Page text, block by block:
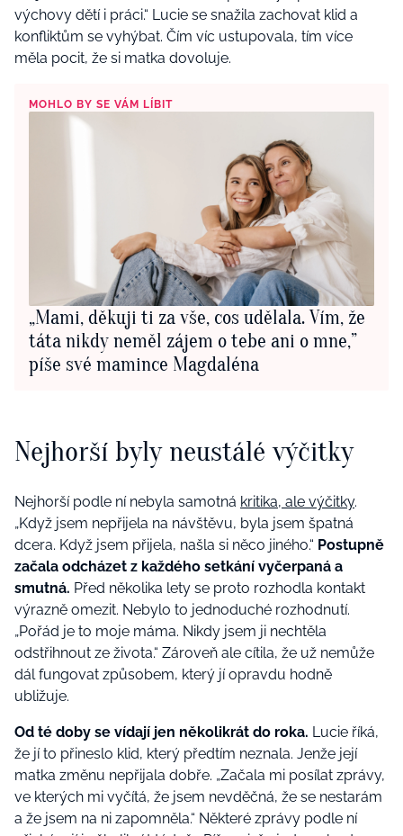
výchovy dětí i práci.“ Lucie se snažila zachovat klid a
konfliktům se vyhýbat. Čím víc ustupovala, tím více
měla pocit, že si matka dovoluje.
MOHLO BY SE VÁM LÍBIT
„Mami, děkuji ti za vše, cos udělala. Vím, že
táta nikdy neměl zájem o tebe ani o mne,”
píše své mamince Magdaléna
Nejhorší byly neustálé výčitky
Nejhorší podle ní nebyla samotná kritika, ale výčitky.
„Když jsem nepřijela na návštěvu, byla jsem špatná
dcera. Když jsem přijela, našla si něco jiného.“ Postupně
začala odcházet z každého setkání vyčerpaná a
smutná. Před několika lety se proto rozhodla kontakt
výrazně omezit. Nebylo to jednoduché rozhodnutí.
„Pořád je to moje máma. Nikdy jsem ji nechtěla
odstřihnout ze života.“ Zároveň ale cítila, že už nemůže
dál fungovat způsobem, který jí opravdu hodně
ubližuje.
Od té doby se vídají jen několikrát do roka. Lucie říká,
že jí to přineslo klid, který předtím neznala. Jenže její
matka změnu nepřijala dobře. „Začala mi posílat zprávy,
ve kterých mi vyčítá, že jsem nevděčná, že se nestarám
a že jsem na ni zapomněla.“ Některé zprávy podle ní